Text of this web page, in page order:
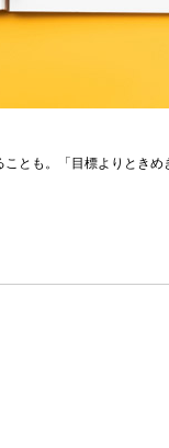
とも。「目標よりとき